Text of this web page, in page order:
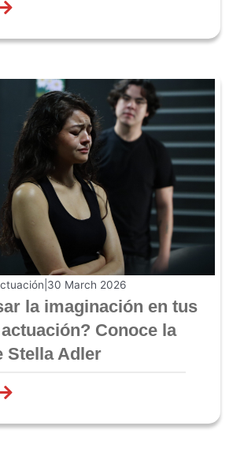
30 March 2026
la imaginación en tus
Conoce la
Stella Adler